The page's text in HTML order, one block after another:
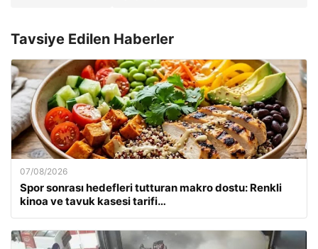
Tavsiye Edilen Haberler
07/08/2026
Spor sonrası hedefleri tutturan makro dostu: Renkli
kinoa ve tavuk kasesi tarifi…